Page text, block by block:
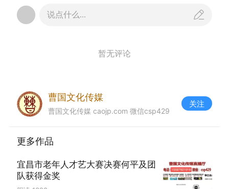
作词：周金刚，宜昌市公安局退休民警。曾长期从
事文秘及政工宣传等方面的工作，业余时间爱好诗
花》，《刑警队有群棒小伙》，《夜巡之歌》，
《亲人来到大三峡》，《金秋》等歌词，经人谱曲
传唱后受到好评。特别是抗击新冠肺炎期间与人合
说点什么...
暂无评论
曹国文化传媒
曹国文化传媒 caojp.com 微信csp429
关注
更多作品
宜昌市老年人才艺大赛决赛何平及团
队获得金奖